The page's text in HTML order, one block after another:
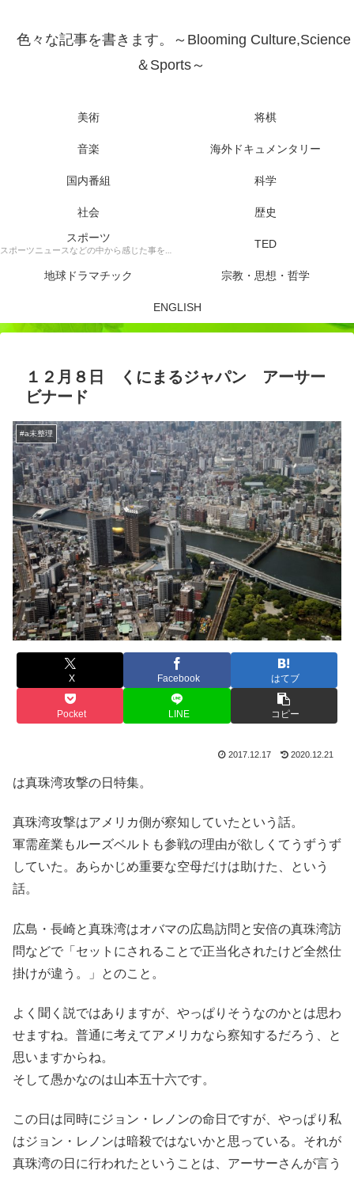
色々な記事を書きます。～Blooming Culture,Science
＆Sports～
美術 将棋
音楽 海外ドキュメンタリー
国内番組 科学
社会
歴史
スポーツ
スポーツニュースなどの中から感じた事を書きます。 TED
地球ドラマチック 宗教・思想・哲学
ENGLISH
１２月８日 くにまるジャパン アーサー
ビナード
#a未整理
X Facebook はてブ
Pocket LINE コピー
2017.12.17 2020.12.21
は真珠湾攻撃の日特集。
真珠湾攻撃はアメリカ側が察知していたという話。
軍需産業もルーズベルトも参戦の理由が欲しくてうずうず
していた。あらかじめ重要な空母だけは助けた、という
話。
広島・長崎と真珠湾はオバマの広島訪問と安倍の真珠湾訪
問などで「セットにされることで正当化されたけど全然仕
掛けが違う。」とのこと。
よく聞く説ではありますが、やっぱりそうなのかとは思わ
せますね。普通に考えてアメリカなら察知するだろう、と
思いますからね。
そして愚かなのは山本五十六です。
この日は同時にジョン・レノンの命日ですが、やっぱり私
はジョン・レノンは暗殺ではないかと思っている。それが
真珠湾の日に行われたということは、アーサーさんが言う